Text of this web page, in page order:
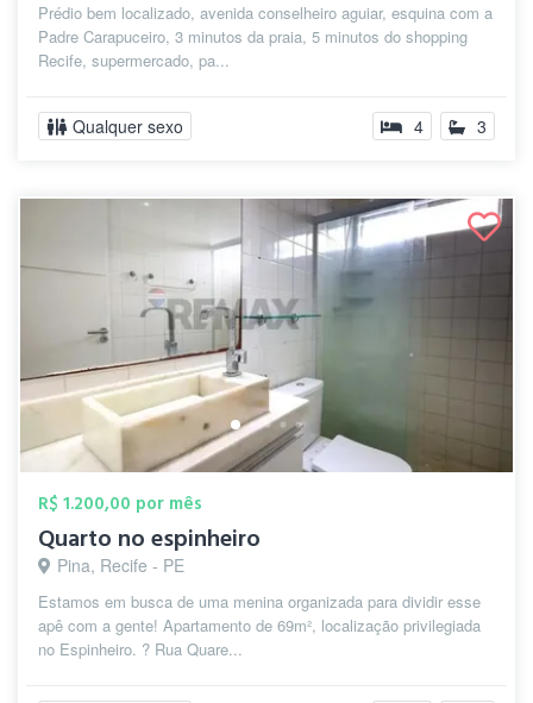
Prédio bem localizado, avenida conselheiro aguiar, esquina com a
Padre Carapuceiro, 3 minutos da praia, 5 minutos do shopping
Recife, supermercado, pa...
Qualquer sexo 4 3
R$ 1.200,00 por mês
Quarto no espinheiro
Pina, Recife - PE
Estamos em busca de uma menina organizada para dividir esse
apê com a gente! Apartamento de 69m², localização privilegiada
no Espinheiro. ? Rua Quare...